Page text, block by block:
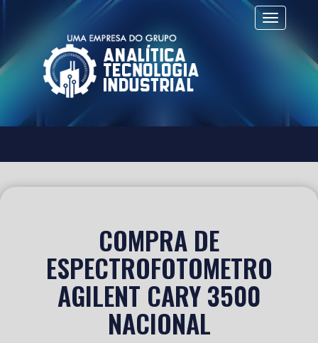
Alternar
COMPRA DE
ESPECTROFOTOMETRO
AGILENT CARY 3500
NACIONAL